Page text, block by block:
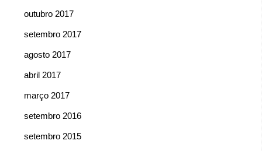
outubro 2017
setembro 2017
agosto 2017
abril 2017
março 2017
setembro 2016
setembro 2015